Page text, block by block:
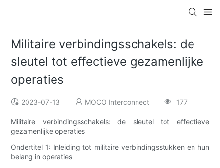
Militaire verbindingsschakels: de
sleutel tot effectieve gezamenlijke
operaties
2023-07-13 MOCO Interconnect 177
Militaire verbindingsschakels: de sleutel tot effectieve
gezamenlijke operaties
Ondertitel 1: Inleiding tot militaire verbindingsstukken en hun
belang in operaties